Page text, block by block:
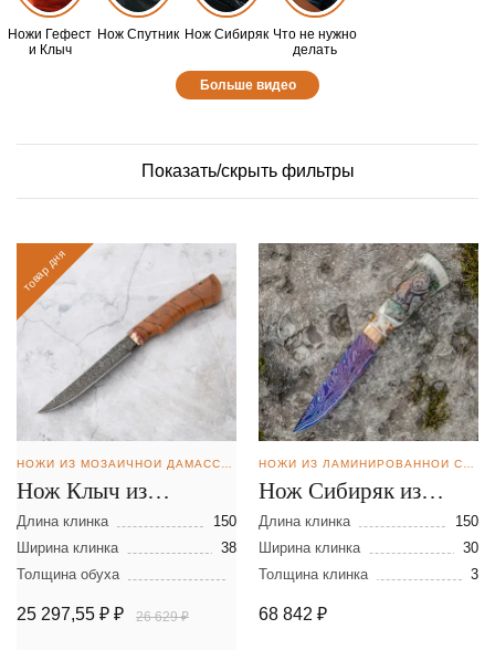
Ножи Гефест
и Клыч
Нож Спутник Нож Сибиряк Что не нужно
делать
Больше видео
Показать/скрыть фильтры
товар дня
НОЖИ ИЗ МОЗАИЧНОЙ ДАМАССКОЙ СТАЛИ
Нож Клыч из
мозаичной дамасской
стали
Длина клинка
150
Ширина клинка
38
Толщина обуха
25 297,55 ₽ ₽ 26 629 ₽
НОЖИ ИЗ ЛАМИНИРОВАННОЙ СТАЛИ
Нож Сибиряк из
ламинированной
стали
Длина клинка
150
Ширина клинка
30
Толщина клинка
3
68 842 ₽